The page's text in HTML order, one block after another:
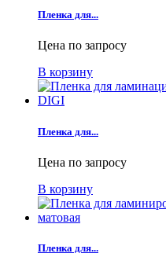
Пленка для...
Цена по запросу
В корзину
Пленка для...
Цена по запросу
В корзину
Пленка для...